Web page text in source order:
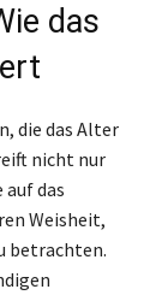
das
die das Alter
nicht nur
auf das
Weisheit,
betrachten.